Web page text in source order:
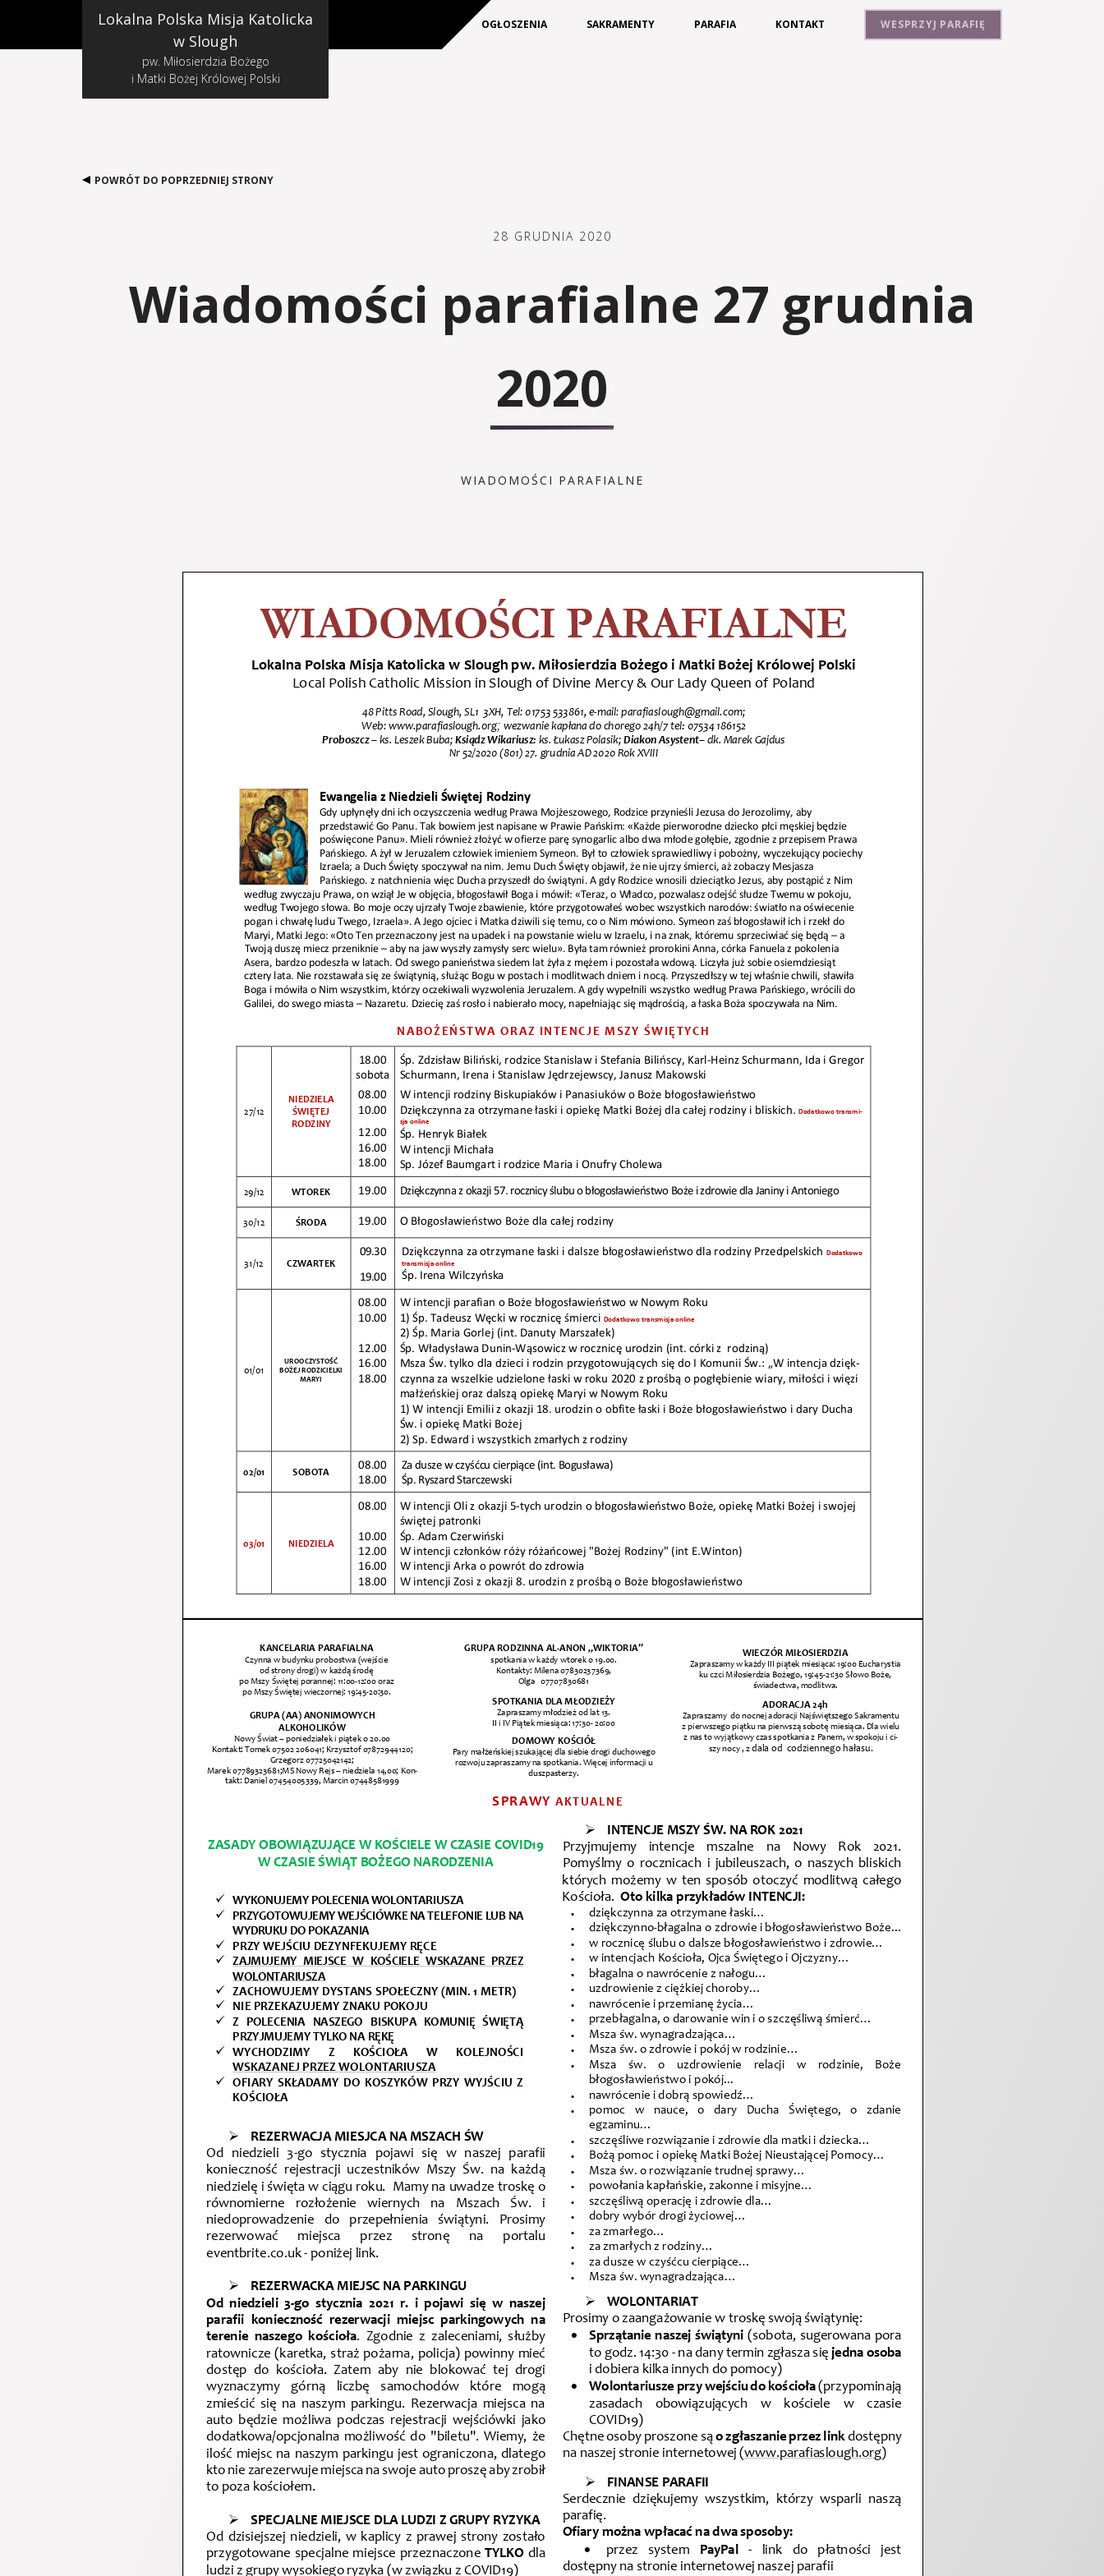
Lokalna Polska Misja Katolicka
w Slough
pw. Miłosierdzia Bożego
i Matki Bożej Królowej Polski
OGŁOSZENIA SAKRAMENTY PARAFIA KONTAKT WESPRZYJ PARAFIĘ
POWRÓT DO POPRZEDNIEJ STRONY
28 GRUDNIA 2020
Wiadomości parafialne 27 grudnia
2020
WIADOMOŚCI PARAFIALNE